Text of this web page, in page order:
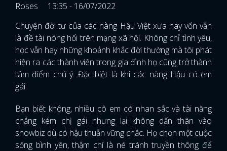
Roses
13:35 - 16/07/2022
Chuyện đời tư của các nàng Hậu Việt xưa nay vốn vẫn
là đề tài nóng hổi trên mạng xã hội. Không chỉ tình yêu,
học vẫn hay những khoảnh khắc đời thường mà tôi phát
hiện ra các thành viên trong gia đình họ cũng trở thành
tâm điểm chú ý. Đặc biệt là khi các nàng Hậu có em
gái.
Bạn biết không, nhiều cô em có nhan sắc và tài năng
chẳng kém chị gái nhưng lại không dấn thân vào
showbiz dù có hậu thuẫn vững chắc. Họ chọn một cuộc
sống bình yên, thậm chí là né tránh truyền thông để